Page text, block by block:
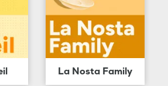
La Nosta Family